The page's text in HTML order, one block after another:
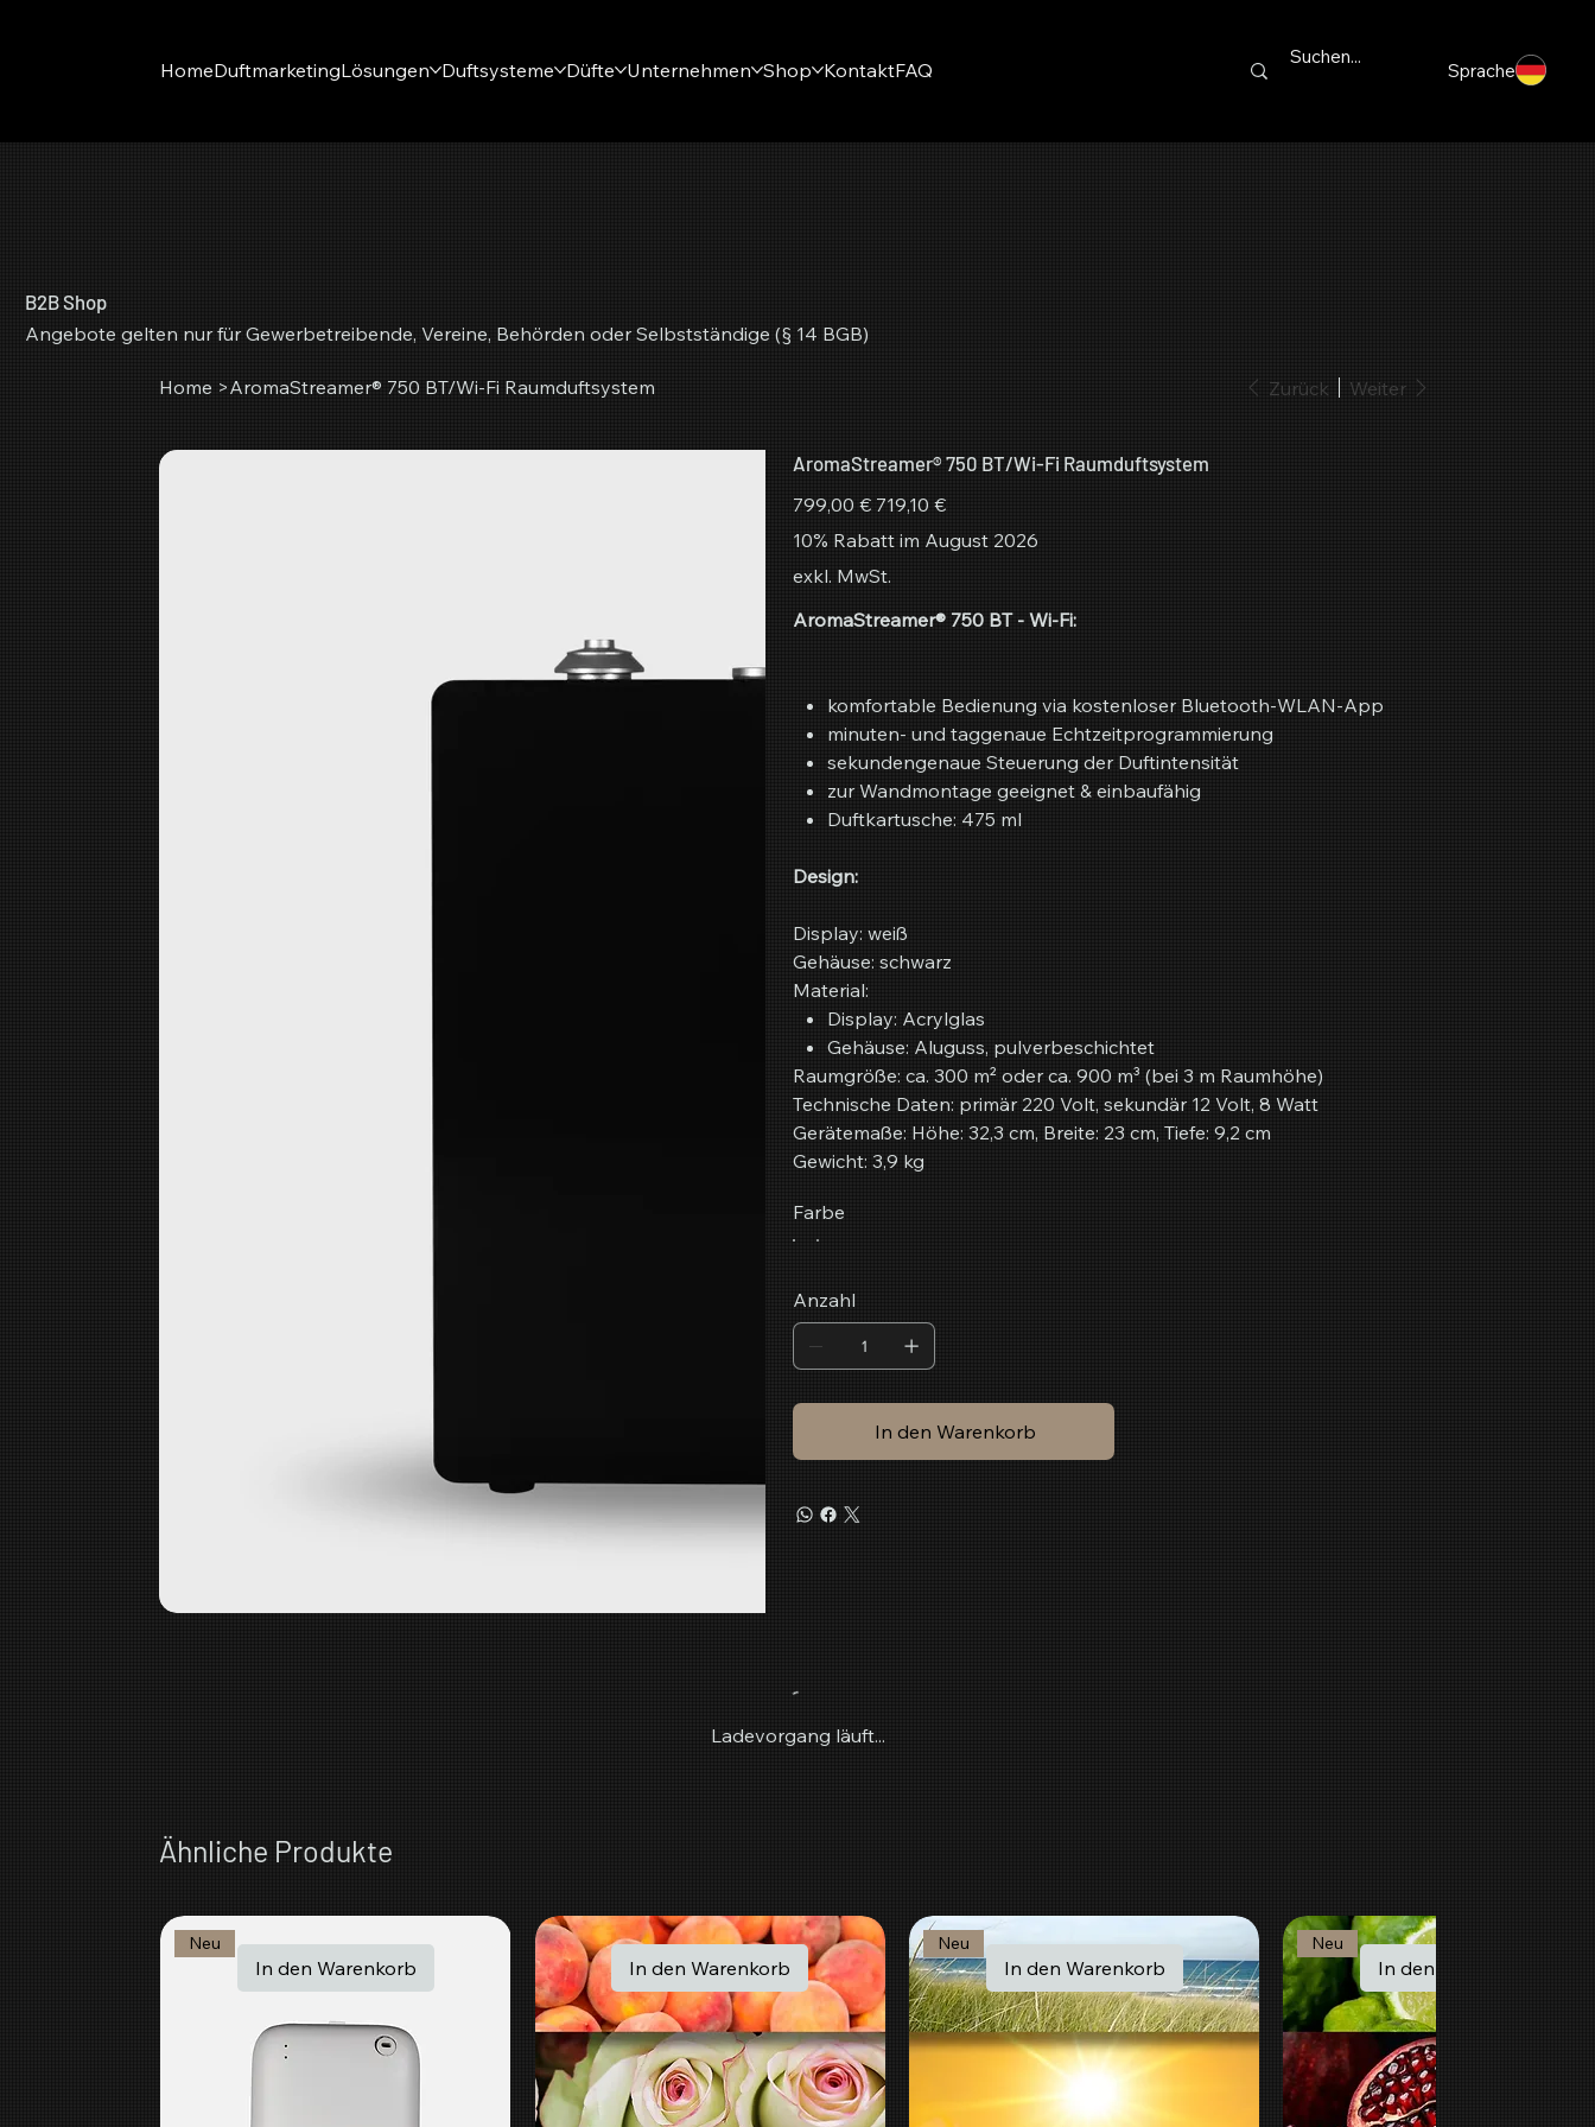
HomeDuftmarketingLösungen Duftsysteme Düfte Unternehmen Shop KontaktFAQ Sprache
B2B Shop
Angebote gelten nur für Gewerbetreibende, Vereine, Behörden oder Selbstständige (§ 14 BGB)
Home >AromaStreamer® 750 BT/Wi-Fi Raumduftsystem Zurück Weiter
AromaStreamer® 750 BT/Wi-Fi Raumduftsystem
Ursprünglicher
Preis
799,00 € Angebotspreis
719,10 €
10% Rabatt im August 2026
exkl. MwSt.
AromaStreamer® 750 BT - Wi-Fi:
komfortable Bedienung via kostenloser Bluetooth-WLAN-App
minuten- und taggenaue Echtzeitprogrammierung
sekundengenaue Steuerung der Duftintensität
zur Wandmontage geeignet & einbaufähig
Duftkartusche: 475 ml
Design:
Display: weiß
Gehäuse: schwarz
Material:
Display: Acrylglas
Gehäuse: Aluguss, pulverbeschichtet
Raumgröße: ca. 300 m² oder ca. 900 m³ (bei 3 m Raumhöhe)
Technische Daten: primär 220 Volt, sekundär 12 Volt, 8 Watt
Gerätemaße: Höhe: 32,3 cm, Breite: 23 cm, Tiefe: 9,2 cm
Gewicht: 3,9 kg
Farbe
Anzahl
In den Warenkorb
Ladevorgang läuft...
Ähnliche Produkte
In den Warenkorb
Neu
In den Warenkorb In den Warenkorb
Neu
In den Warenkorb
Neu